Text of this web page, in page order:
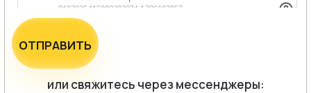
ОТПРАВИТЬ
или свяжитесь через мессенджеры: